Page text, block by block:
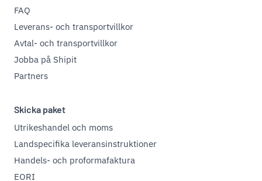
FAQ
Leverans- och transportvillkor
Avtal- och transportvillkor
Jobba på Shipit
Partners
Skicka paket
Utrikeshandel och moms
Landspecifika leveransinstruktioner
Handels- och proformafaktura
EORI